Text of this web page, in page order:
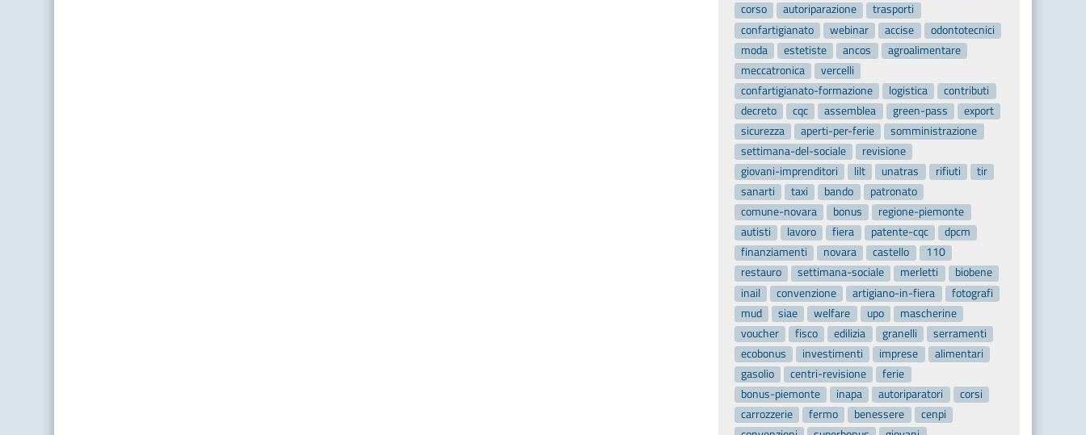
corso
autoriparazione
trasporti
confartigianato
webinar accise
odontotecnici
moda
estetiste ancos
agroalimentare
meccatronica
vercelli
confartigianato-formazione
logistica
contributi
decreto
cqc assemblea green-pass
export
sicurezza
aperti-per-ferie
somministrazione
settimana-del-sociale
revisione
giovani-imprenditori
lilt unatras rifiuti
tir
sanarti
taxi bando
patronato
comune-novara
bonus
regione-piemonte
autisti
lavoro fiera patente-cqc
dpcm
finanziamenti
novara castello
110
restauro
settimana-sociale merletti
biobene
inail
convenzione artigiano-in-fiera
fotografi
mud
siae welfare upo
mascherine
voucher
fisco edilizia granelli
serramenti
ecobonus
investimenti imprese
alimentari
gasolio
centri-revisione
ferie
bonus-piemonte
inapa autoriparatori
corsi
carrozzerie
fermo benessere
cenpi